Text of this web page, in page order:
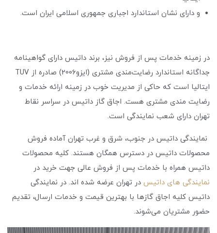
و دارای نشان استاندارد اجباری جمهوری اسلامی ایران است.
در زمینه خدمات پس از فروش نیز، برند داتیس دارای گواهینامه
جداگانه استاندارد رضایت‌مندی مشتری (ایزو2006) صادره از TUV
ایتالیا است که حاکی از مدیریت خوب در زمینه ارائه خدمات و
رضایت مندی مشتری هست. اجاق گاز داتیس در سراسر نقاط
تهران دارای شعب نمایندگی است.
نمایندگی داتیس در جنوب، شرق و غرب تهران آماده فروش
محصولات داتیس در دسترس همگان هستند. کلیه محصولات
داتیس همراه با خدمات پس از فروش عالی جهت خرید در
نمایندگی های داتیس در تهران عرضه شده اند. در نمایندگی
داتیس کلیه اجاق گازها با بهترین قیمت و خدمات ارسال، تقدیم
حضور مشتریان می‌شوند.